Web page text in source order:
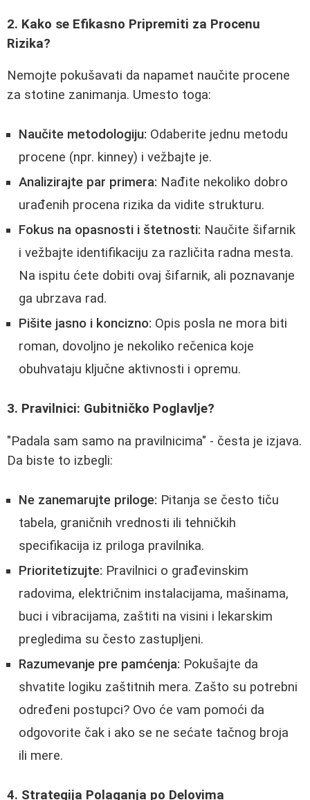
2. Kako se Efikasno Pripremiti za Procenu
Rizika?
Nemojte pokušavati da napamet naučite procene
za stotine zanimanja. Umesto toga:
Naučite metodologiju: Odaberite jednu metodu
procene (npr. kinney) i vežbajte je.
Analizirajte par primera: Nađite nekoliko dobro
urađenih procena rizika da vidite strukturu.
Fokus na opasnosti i štetnosti: Naučite šifarnik
i vežbajte identifikaciju za različita radna mesta.
Na ispitu ćete dobiti ovaj šifarnik, ali poznavanje
ga ubrzava rad.
Pišite jasno i koncizno: Opis posla ne mora biti
roman, dovoljno je nekoliko rečenica koje
obuhvataju ključne aktivnosti i opremu.
3. Pravilnici: Gubitničko Poglavlje?
"Padala sam samo na pravilnicima" - česta je izjava.
Da biste to izbegli:
Ne zanemarujte priloge: Pitanja se često tiču
tabela, graničnih vrednosti ili tehničkih
specifikacija iz priloga pravilnika.
Prioritetizujte: Pravilnici o građevinskim
radovima, električnim instalacijama, mašinama,
buci i vibracijama, zaštiti na visini i lekarskim
pregledima su često zastupljeni.
Razumevanje pre pamćenja: Pokušajte da
shvatite logiku zaštitnih mera. Zašto su potrebni
određeni postupci? Ovo će vam pomoći da
odgovorite čak i ako se ne sećate tačnog broja
ili mere.
4. Strategija Polaganja po Delovima